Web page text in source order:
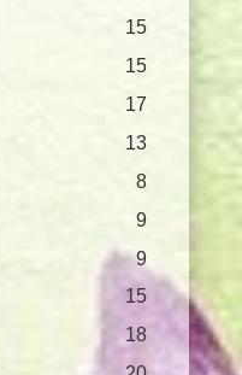
15
15
17
13
8
9
9
15
18